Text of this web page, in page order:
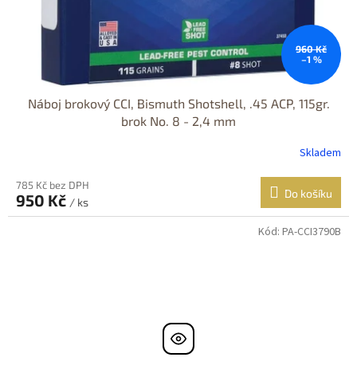
960 Kč
–1 %
Náboj brokový CCI, Bismuth Shotshell, .45 ACP, 115gr.
brok No. 8 - 2,4 mm
Skladem
785 Kč bez DPH
950 Kč / ks
Do košíku
Kód: PA-CCI3790B